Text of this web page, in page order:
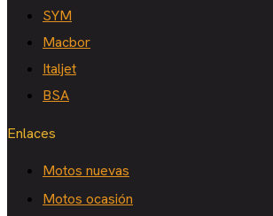
SYM
Macbor
Italjet
BSA
Enlaces
Motos nuevas
Motos ocasión